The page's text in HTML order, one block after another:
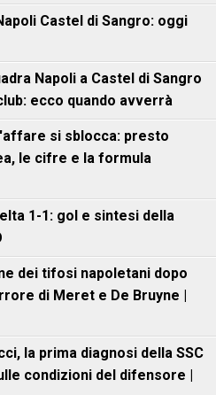
Castel di Sangro: oggi
Napoli a Castel di Sangro
ecco quando avverrà
si sblocca: presto
le cifre e la formula
1-1: gol e sintesi della
dei tifosi napoletani dopo
di Meret e De Bruyne |
la prima diagnosi della SSC
condizioni del difensore |